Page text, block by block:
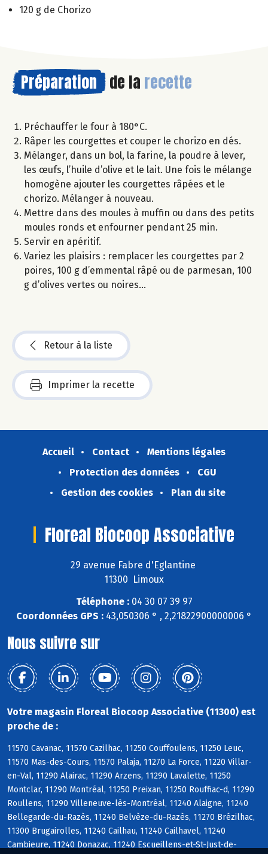
120 g de Chorizo
Préparation de la recette
Préchauffer le four à 180°C.
Râper les courgettes et couper le chorizo en dés.
Mélanger, dans un bol, la farine, la poudre à lever,
les œufs, l’huile d’olive et le lait. Une fois le mélange
homogène ajouter les courgettes râpées et le
chorizo. Mélanger à nouveau.
Mettre dans des moules à muffin ou dans des petits
moules ronds et enfourner pendant 25 min.
Servir en apéritif.
Variez les plaisirs : remplacer les courgettes par 2
poires, 100 g d’emmental râpé ou de parmesan, 100
g d’olives vertes ou noires…
Retour à la liste
Imprimer la recette
Accueil Contact
Mentions légales
Protection des données
CGU
Gestion des cookies
Plan du site
Floreal Biocoop Associative
29 avenue Fabre d'Eglantine
11300 Limoux
Téléphone :04 30 07 39 97
Coordonnées GPS : 43,050306 ° , 2,21822900000006 °
Nous suivre sur
Votre magasin Floreal Biocoop Associative (11300) est
proche de :
11570 Cavanac, 11570 Cazilhac, 11250 Couffoulens, 11250 Leuc,
11570 Mas-des-Cours, 11570 Palaja, 11270 La Force, 11220 Villar-
en-Val, 11290 Alairac, 11290 Arzens, 11290 Lavalette, 11250
Montclar, 11290 Montréal, 11250 Preixan, 11250 Rouffiac-d, 11290
Roullens, 11290 Villeneuve-lès-Montréal, 11240 Alaigne, 11240
Bellegarde-du-Razès, 11240 Belvèze-du-Razès, 11270 Brézilhac,
11300 Brugairolles, 11240 Cailhau, 11240 Cailhavel, 11240
Cambieure, 11240 Donazac, 11240 Escueillens-et-St-Just-de-